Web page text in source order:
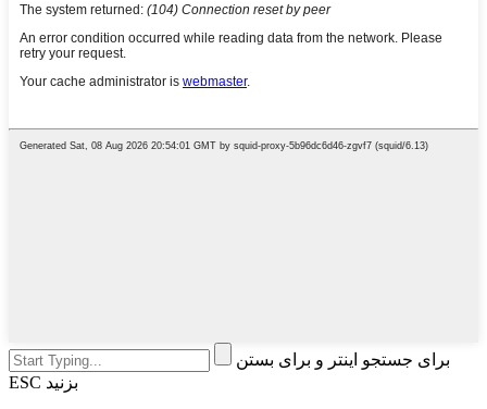
برای جستجو اینتر و برای بستن
ESC بزنید